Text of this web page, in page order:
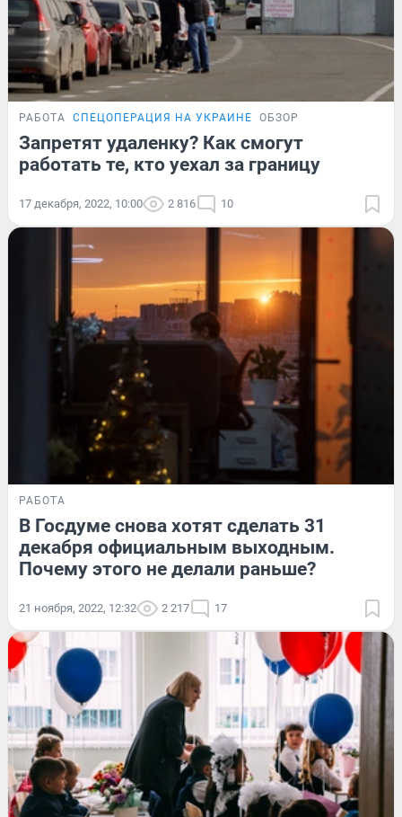
РАБОТА СПЕЦОПЕРАЦИЯ НА УКРАИНЕ ОБЗОР
Запретят удаленку? Как смогут
работать те, кто уехал за границу
17 декабря, 2022, 10:00 2 816 10
РАБОТА
В Госдуме снова хотят сделать 31
декабря официальным выходным.
Почему этого не делали раньше?
21 ноября, 2022, 12:32 2 217 17